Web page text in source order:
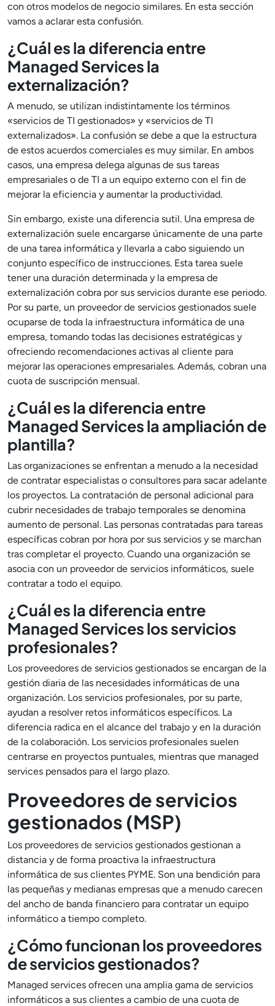
con otros modelos de negocio similares. En esta sección
vamos a aclarar esta confusión.
¿Cuál es la diferencia entre
Managed Services la
externalización?
A menudo, se utilizan indistintamente los términos
«servicios de TI gestionados» y «servicios de TI
externalizados». La confusión se debe a que la estructura
de estos acuerdos comerciales es muy similar. En ambos
casos, una empresa delega algunas de sus tareas
empresariales o de TI a un equipo externo con el fin de
mejorar la eficiencia y aumentar la productividad.
Sin embargo, existe una diferencia sutil. Una empresa de
externalización suele encargarse únicamente de una parte
de una tarea informática y llevarla a cabo siguiendo un
conjunto específico de instrucciones. Esta tarea suele
tener una duración determinada y la empresa de
externalización cobra por sus servicios durante ese periodo.
Por su parte, un proveedor de servicios gestionados suele
ocuparse de toda la infraestructura informática de una
empresa, tomando todas las decisiones estratégicas y
ofreciendo recomendaciones activas al cliente para
mejorar las operaciones empresariales. Además, cobran una
cuota de suscripción mensual.
¿Cuál es la diferencia entre
Managed Services la ampliación de
plantilla?
Las organizaciones se enfrentan a menudo a la necesidad
de contratar especialistas o consultores para sacar adelante
los proyectos. La contratación de personal adicional para
cubrir necesidades de trabajo temporales se denomina
aumento de personal. Las personas contratadas para tareas
específicas cobran por hora por sus servicios y se marchan
tras completar el proyecto. Cuando una organización se
asocia con un proveedor de servicios informáticos, suele
contratar a todo el equipo.
¿Cuál es la diferencia entre
Managed Services los servicios
profesionales?
Los proveedores de servicios gestionados se encargan de la
gestión diaria de las necesidades informáticas de una
organización. Los servicios profesionales, por su parte,
ayudan a resolver retos informáticos específicos. La
diferencia radica en el alcance del trabajo y en la duración
de la colaboración. Los servicios profesionales suelen
centrarse en proyectos puntuales, mientras que managed
services pensados para el largo plazo.
Proveedores de servicios
gestionados (MSP)
Los proveedores de servicios gestionados gestionan a
distancia y de forma proactiva la infraestructura
informática de sus clientes PYME. Son una bendición para
las pequeñas y medianas empresas que a menudo carecen
del ancho de banda financiero para contratar un equipo
informático a tiempo completo.
¿Cómo funcionan los proveedores
de servicios gestionados?
Managed services ofrecen una amplia gama de servicios
informáticos a sus clientes a cambio de una cuota de